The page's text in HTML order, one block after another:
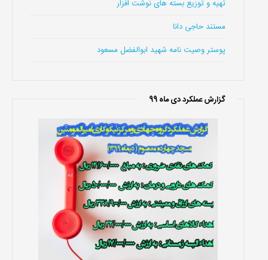
تهیه و توزیع بسته های نوشت افزار
مستند حاجی دانا
پوستر وصیت نامه شهید ابوالفضل مسعود
گزارش عملکرد دی ماه 99